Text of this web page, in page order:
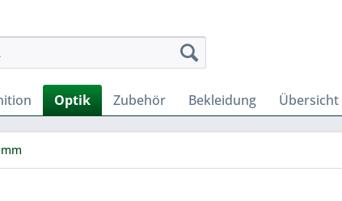
Optik Zubehör Bekleidung